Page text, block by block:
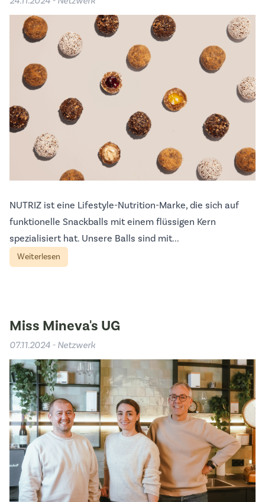
NUTRIZ ist eine Lifestyle-Nutrition-Marke, die sich auf
funktionelle Snackballs mit einem flüssigen Kern
spezialisiert hat. Unsere Balls sind mit...
Weiterlesen
Miss Mineva's UG
07.11.2024 - Netzwerk